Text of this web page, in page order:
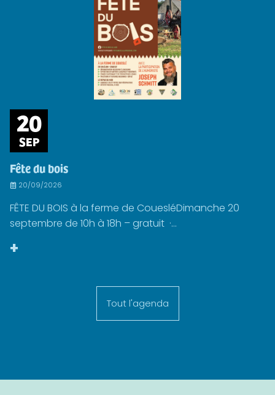
20
SEP
Fête du bois
20/09/2026
FÊTE DU BOIS à la ferme de CouesléDimanche 20
septembre de 10h à 18h – gratuit ·...
+
Tout l'agenda